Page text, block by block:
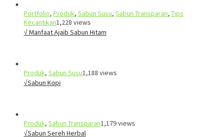
Portfolio, Produk, Sabun Susu, Sabun Transparan, Tips
Kecantikan1,228 views
√ Manfaat Ajaib Sabun Hitam
Produk, Sabun Susu1,188 views
√Sabun Kopi
Produk, Sabun Transparan1,179 views
√Sabun Sereh Herbal